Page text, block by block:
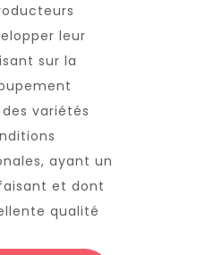
leur
sur la
variétés
ayant un
et dont
qualité